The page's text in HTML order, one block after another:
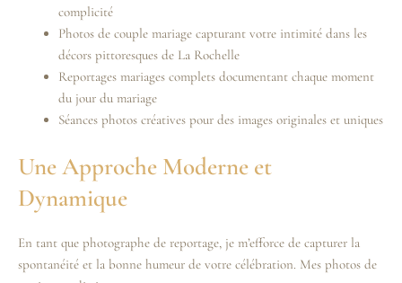
complicité
Photos de couple mariage capturant votre intimité dans les
décors pittoresques de La Rochelle
Reportages mariages complets documentant chaque moment
du jour du mariage
Séances photos créatives pour des images originales et uniques
Une Approche Moderne et
Dynamique
En tant que photographe de reportage, je m’efforce de capturer la
spontanéité et la bonne humeur de votre célébration. Mes photos de